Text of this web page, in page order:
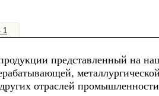
1
представленный на
отраслей